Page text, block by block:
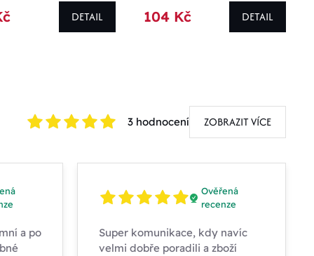
DETAIL 104 Kč DETAIL
3 hodnocení ZOBRAZIT VÍCE
a po
Ověřená
recenze
Super komunikace, kdy navíc
velmi dobře poradili a zboží